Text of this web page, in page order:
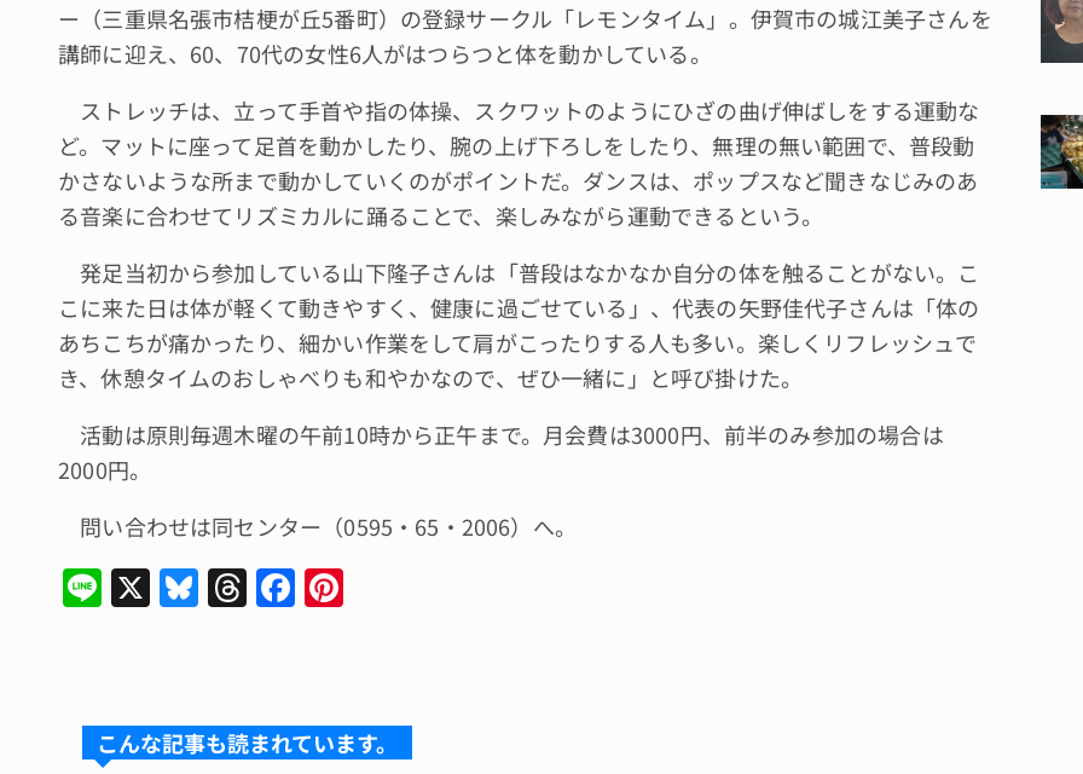
ー（三重県名張市桔梗が丘5番町）の登録サークル「レモンタイム」。伊賀市の城江美子さんを
講師に迎え、60、70代の女性6人がはつらつと体を動かしている。
ストレッチは、立って手首や指の体操、スクワットのようにひざの曲げ伸ばしをする運動な
ど。マットに座って足首を動かしたり、腕の上げ下ろしをしたり、無理の無い範囲で、普段動
かさないような所まで動かしていくのがポイントだ。ダンスは、ポップスなど聞きなじみのあ
る音楽に合わせてリズミカルに踊ることで、楽しみながら運動できるという。
発足当初から参加している山下隆子さんは「普段はなかなか自分の体を触ることがない。こ
こに来た日は体が軽くて動きやすく、健康に過ごせている」、代表の矢野佳代子さんは「体の
あちこちが痛かったり、細かい作業をして肩がこったりする人も多い。楽しくリフレッシュで
き、休憩タイムのおしゃべりも和やかなので、ぜひ一緒に」と呼び掛けた。
活動は原則毎週木曜の午前10時から正午まで。月会費は3000円、前半のみ参加の場合は
2000円。
問い合わせは同センター（0595・65・2006）へ。
Li
n
X Bl
u
k
T
hr
d
F
a
b st
こんな記事も読まれています。